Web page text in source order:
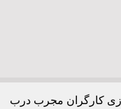
روزی کارگران مجرب درب